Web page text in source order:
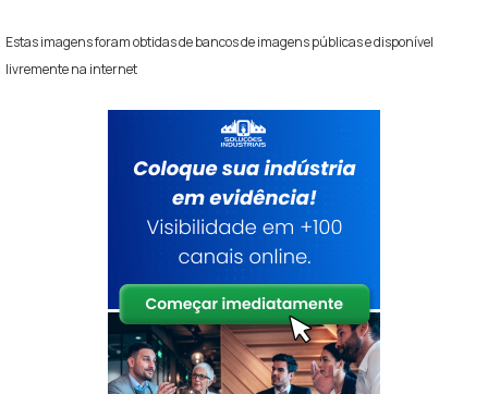
Estas imagens foram obtidas de bancos de imagens públicas e disponível
livremente na internet